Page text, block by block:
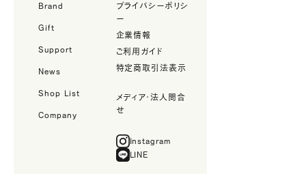
Brand
Gift
Support
News
Shop List
Company
プライバシーポリシ
ー
企業情報
ご利用ガイド
メディア・法人問合
せ
Instagram
LINE